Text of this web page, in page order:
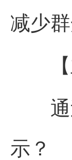
减少
【主
通过
示？